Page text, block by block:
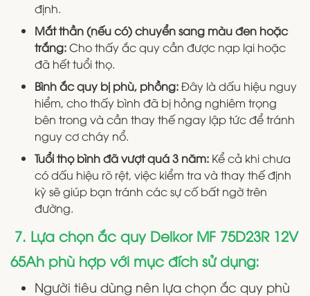
định.
Mắt thần (nếu có) chuyển sang màu đen hoặc
trắng:Cho thấy ắc quy cần được nạp lại hoặc
đã hết tuổi thọ.
Bình ắc quy bị phù, phồng:Đây là dấu hiệu nguy
hiểm, cho thấy bình đã bị hỏng nghiêm trọng
bên trong và cần thay thế ngay lập tức để tránh
nguy cơ cháy nổ.
Tuổi thọ bình đã vượt quá 3 năm: Kể cả khi chưa
có dấu hiệu rõ rệt, việc kiểm tra và thay thế định
kỳ sẽ giúp bạn tránh các sự cố bất ngờ trên
đường.
7. Lựa chọn ắc quy Delkor MF 75D23R 12V
65Ah phù hợp với mục đích sử dụng:
Người tiêu dùng nên lựa chọn ắc quy phù